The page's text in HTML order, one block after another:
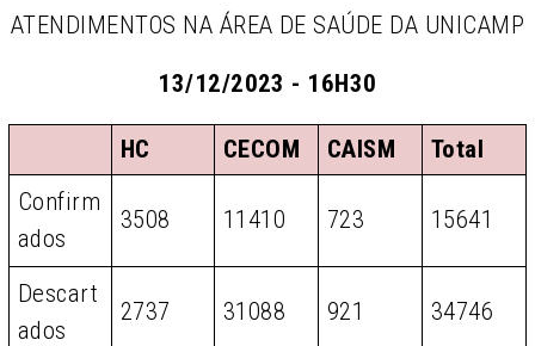
ATENDIMENTOS NA ÁREA DE SAÚDE DA UNICAMP
13/12/2023 - 16H30
HC CECOM CAISM
Total
Confirm
ados
3508 11410 723 15641
Descart
ados
2737 31088 921 34746